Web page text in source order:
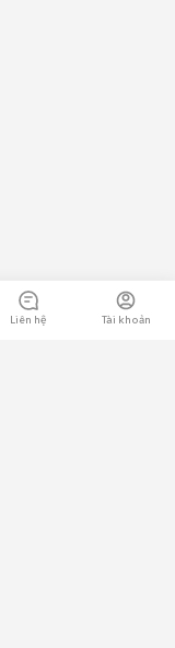
Liên hệ Tài khoản